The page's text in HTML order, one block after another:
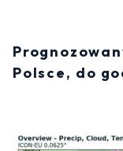
Polsce, do